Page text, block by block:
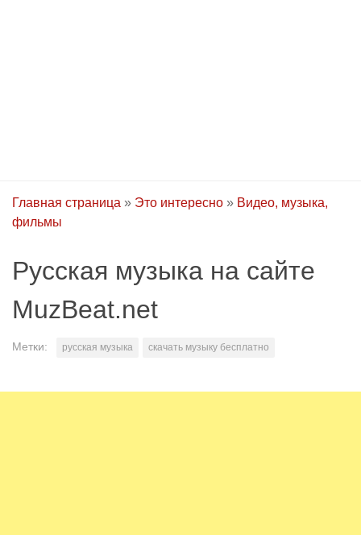
Главная страница » Это интересно » Видео, музыка,
фильмы
Русская музыка на сайте
MuzBeat.net
Метки: русская музыка скачать музыку бесплатно